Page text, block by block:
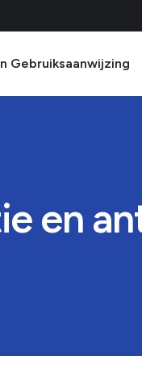
Gebruiksaanwijzing
en